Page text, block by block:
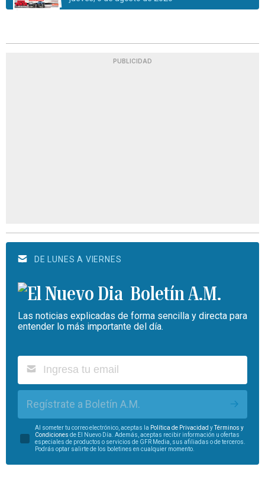
PUBLICIDAD
DE LUNES A VIERNES
Boletín A.M.
Las noticias explicadas de forma sencilla y directa para
entender lo más importante del día.
Regístrate a Boletín A.M.
Al someter tu correo electrónico, aceptas la Política de Privacidad yTérminos y
Condiciones de El Nuevo Día. Además, aceptas recibir información u ofertas
especiales de productos o servicios de GFR Media, sus afiliadas o de terceros.
Podrás optar salirte de los boletines en cualquier momento.